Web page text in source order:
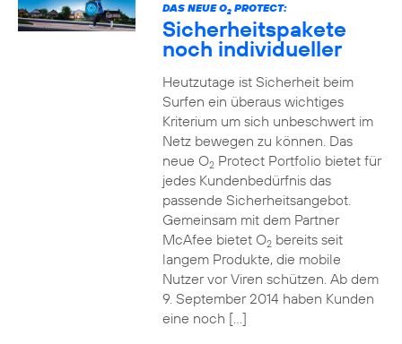
DAS NEUE O2PROTECT:
Sicherheitspakete
noch individueller
Heutzutage ist Sicherheit beim
Surfen ein überaus wichtiges
Kriterium um sich unbeschwert im
Netz bewegen zu können. Das
neue O2Protect Portfolio bietet für
jedes Kundenbedürfnis das
passende Sicherheitsangebot.
Gemeinsam mit dem Partner
McAfee bietet O2bereits seit
langem Produkte, die mobile
Nutzer vor Viren schützen. Ab dem
9. September 2014 haben Kunden
eine noch […]